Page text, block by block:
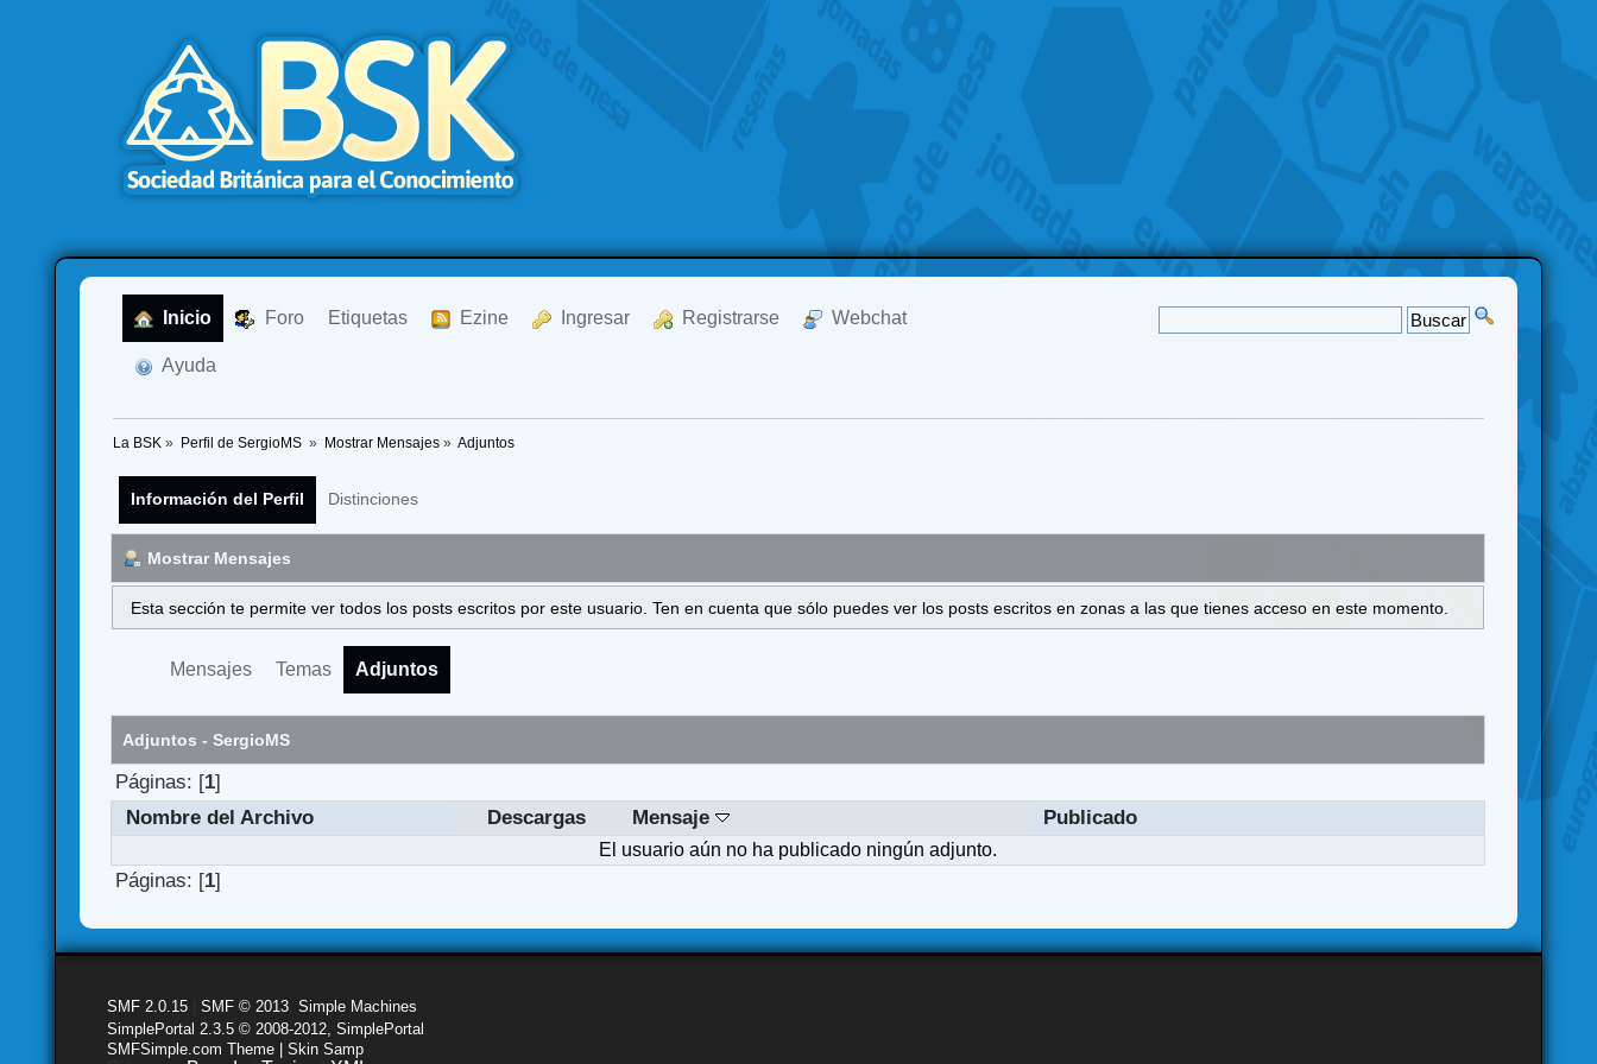
Inicio Foro Etiquetas Ezine Ingresar Registrarse Webchat
Ayuda
La BSK » Perfil de SergioMS » Mostrar Mensajes» Adjuntos
Información del Perfil Distinciones
Mostrar Mensajes
Esta sección te permite ver todos los posts escritos por este usuario. Ten en cuenta que sólo puedes ver los posts escritos en zonas a las que tienes acceso en este momento.
Mensajes Temas Adjuntos
Adjuntos - SergioMS
Páginas: [1]
Nombre del Archivo
Descargas Mensaje Publicado
El usuario aún no ha publicado ningún adjunto.
Páginas: [1]
SMF 2.0.15 |SMF © 2013 ,Simple Machines
SimplePortal 2.3.5 © 2008-2012, SimplePortal
SMFSimple.com Theme | Skin Samp